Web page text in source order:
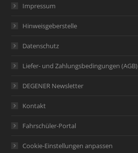
Impressum
Hinweisgeberstelle
Datenschutz
Liefer- und Zahlungsbedingungen (AGB)
DEGENER Newsletter
Kontakt
Fahrschüler-Portal
Cookie-Einstellungen anpassen